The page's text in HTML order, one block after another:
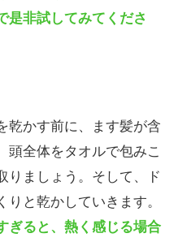
是非試してみてくださ
乾かす前に、ます髪が含
頭全体をタオルで包みこ
りましょう。そして、ド
と乾かしていきます。
ぎると、熱く感じる場合